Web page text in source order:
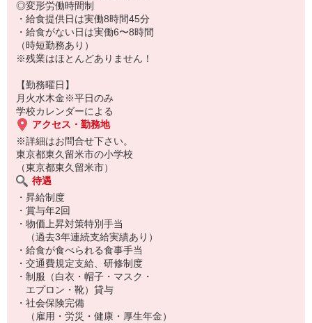
◎変形労働時間制
・給食提供日は実働8時間45分
・給食がない日は実働6〜8時間
（時短勤務あり）
※残業はほとんどありません！
【勤務曜日】
月火水木金※平日のみ
学校カレンダーによる
アクセス・勤務地
※詳細はお問合せ下さい。
東京都東久留米市の小学校
（東京都東久留米市）
待遇
・昇給制度
・賞与年2回
・物価上昇対策特別手当
（過去3年連続支給実績あり）
・給食が食べられる食事手当
・交通費規定支給、研修制度
・制服（白衣・帽子・マスク・
エプロン・靴）貸与
・社会保険完備
（雇用・労災・健康・厚生年金）